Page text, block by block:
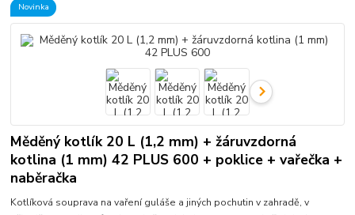
Novinka
Měděný kotlík 20 L (1,2 mm) + žáruvzdorná
kotlina (1 mm) 42 PLUS 600 + poklice + vařečka +
naběračka
Kotlíková souprava na vaření guláše a jiných pochutin v zahradě, v